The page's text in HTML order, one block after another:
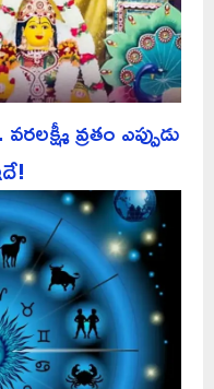
వ్రతం ఎప్పుడు